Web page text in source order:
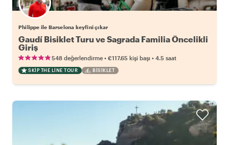
Philippe ile Barselona keyfini çıkar
Gaudí Bisiklet Turu ve Sagrada Familia Öncelikli
Giriş
548 değerlendirme • €117.65 kişi başı • 4.5 saat
SKIP THE LINE TOUR BISIKLET